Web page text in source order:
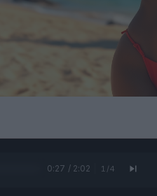
0:28 / 2:02 1 /4